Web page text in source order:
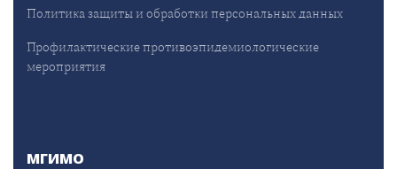
Политика защиты и обработки персональных данных
Профилактические противоэпидемиологические
мероприятия
МГИМО